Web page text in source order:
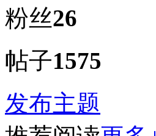
粉丝26
帖子1575
发布主题